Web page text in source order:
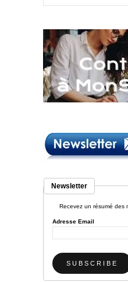
Newsletter
Recevez un résumé des
Adresse Email